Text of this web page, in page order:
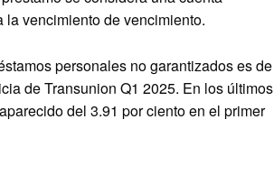
vencimiento de vencimiento.
personales no garantizados es de
de Transunion Q1 2025. En los últimos
del 3.91 por ciento en el primer